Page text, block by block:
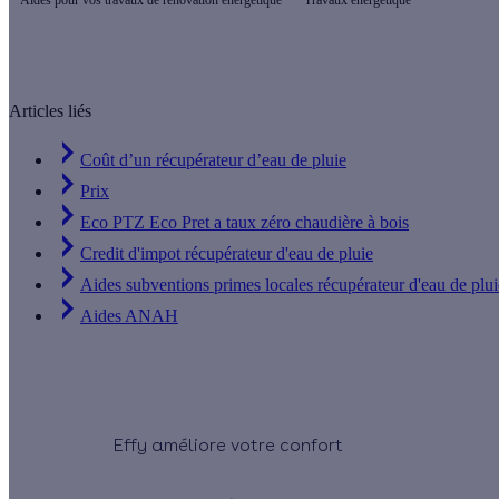
Articles liés
Coût d’un récupérateur d’eau de pluie
Prix
Eco PTZ Eco Pret a taux zéro chaudière à bois
Credit d'impot récupérateur d'eau de pluie
Aides subventions primes locales récupérateur d'eau de
Aides ANAH
Effy